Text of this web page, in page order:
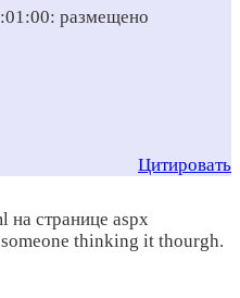
размещено
Цитировать
странице aspx
thinking it thourgh.